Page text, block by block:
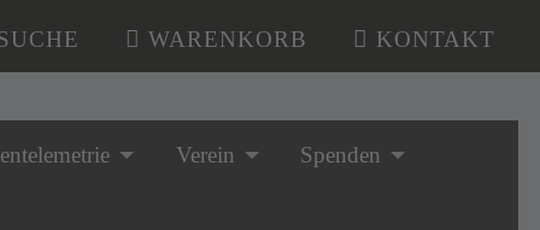
WARENKORB KONTAKT
Verein Spenden